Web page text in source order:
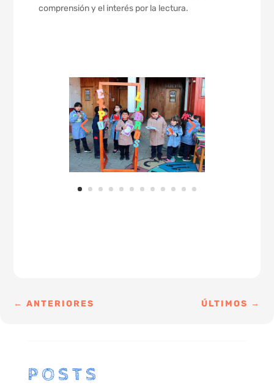
comprensión y el interés por la lectura.
←ANTERIORES ÚLTIMOS →
POSTS